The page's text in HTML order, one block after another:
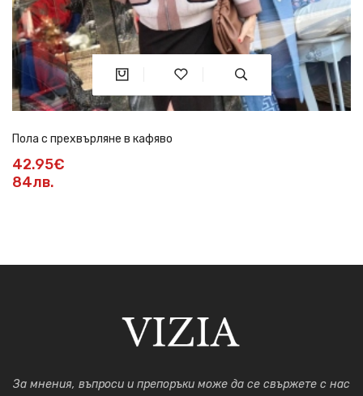
Пола с прехвърляне в кафяво
42.95€
84лв.
За мнения, въпроси и препоръки може да се свържете с нас